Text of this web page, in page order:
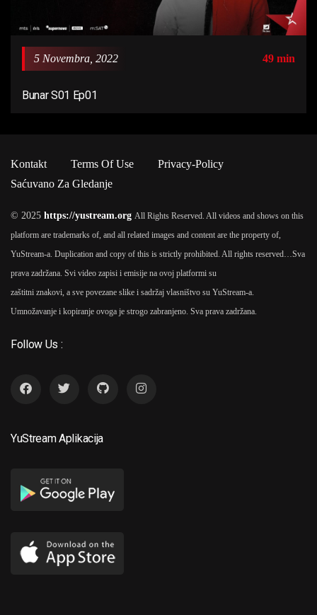
5 Novembra, 2022 49 min
Bunar S01 Ep01
Kontakt Terms Of Use
Privacy-Policy
Saćuvano Za Gledanje
© 2025 https://yustream.org All Rights Reserved. All videos and shows on this
platform are trademarks of, and all related images and content are the property of,
YuStream-a. Duplication and copy of this is strictly prohibited. All rights reserved…Sva
prava zadržana. Svi video zapisi i emisije na ovoj platformi su
zaštitni znakovi, a sve povezane slike i sadržaj vlasništvo su YuStream-a.
Umnožavanje i kopiranje ovoga je strogo zabranjeno. Sva prava zadržana.
Follow Us :
YuStream Aplikacija